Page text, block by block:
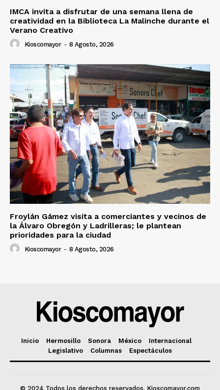
IMCA invita a disfrutar de una semana llena de
creatividad en la Biblioteca La Malinche durante el
Verano Creativo
Kioscomayor - 8 Agosto, 2026
Froylán Gámez visita a comerciantes y vecinos de
la Álvaro Obregón y Ladrilleras; le plantean
prioridades para la ciudad
Kioscomayor - 8 Agosto, 2026
Inicio Hermosillo Sonora México
Internacional
Legislativo
Columnas Espectáculos
© 2024 Todos los derechos reservados. Kioscomayor.com